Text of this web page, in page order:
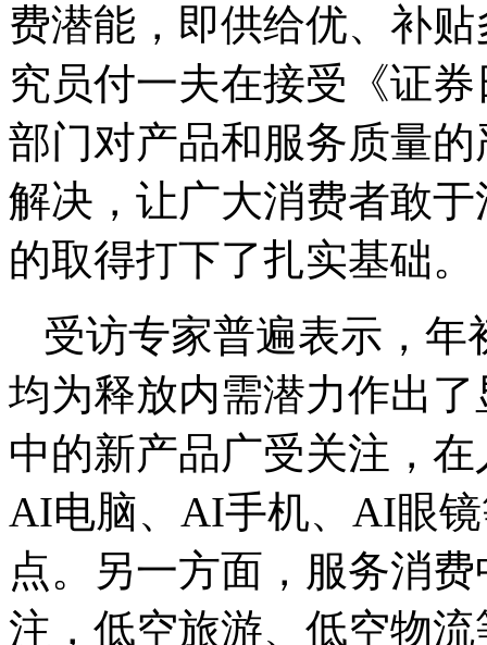
费潜能，即供给优、补
究员付一夫在接受《证
部门对产品和服务质量
解决，让广大消费者敢
的取得打下了扎实基础。
受访专家普遍表示，
均为释放内需潜力作出
中的新产品广受关注，
AI电脑、AI手机、AI眼
点。另一方面，服务消
注，低空旅游、低空物